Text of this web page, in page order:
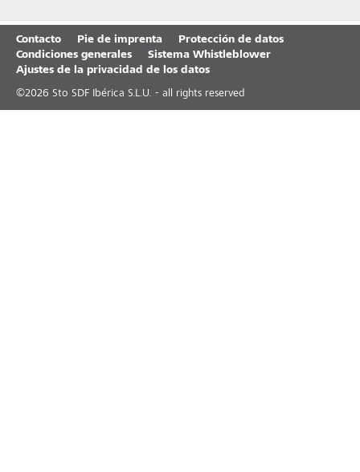
Contacto Pie de imprenta
Protección de datos
Condiciones generales
Sistema Whistleblower
Ajustes de la privacidad de los datos
©2026 Sto SDF Ibérica S.L.U. - all rights reserved